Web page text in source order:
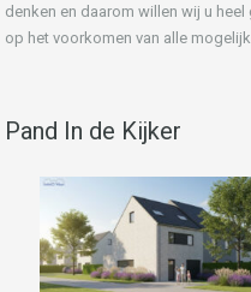
denken en daarom willen wij u
op het voorkomen van alle
Pand In de Kijker